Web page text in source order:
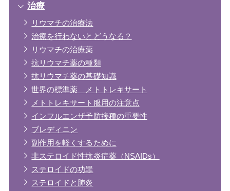
治療
リウマチの治療法
治療を行わないとどうなる？
リウマチの治療薬
抗リウマチ薬の種類
抗リウマチ薬の基礎知識
世界の標準薬 メトトレキサート
メトトレキサート服用の注意点
インフルエンザ予防接種の重要性
ブレディニン
副作用を軽くするために
非ステロイド性抗炎症薬（NSAIDs）
ステロイドの功罪
ステロイドと肺炎